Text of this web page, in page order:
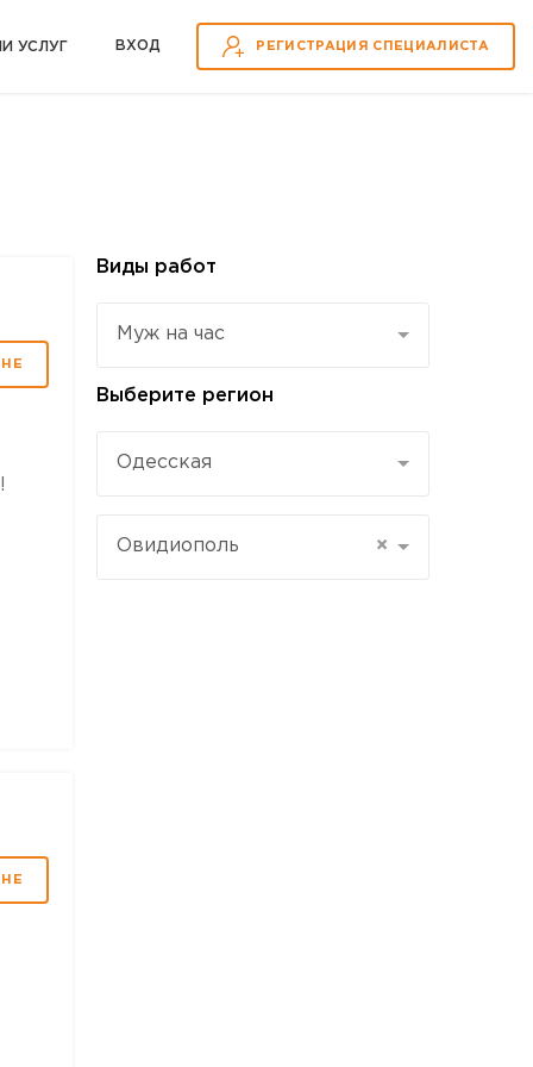
УСЛУГ ВХOД РЕГИСТРАЦИЯ СПЕЦИАЛИСТА
Виды работ
Муж на час
Выберите регион
Одесская
×
Овидиополь